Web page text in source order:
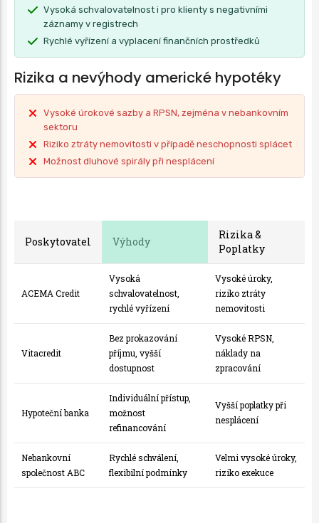
Vysoká schvalovatelnost i pro klienty s negativními
záznamy v registrech
Rychlé vyřízení a vyplacení finančních prostředků
Rizika a nevýhody americké hypotéky
Vysoké úrokové sazby a RPSN, zejména v nebankovním
sektoru
Riziko ztráty nemovitosti v případě neschopnosti splácet
Možnost dluhové spirály při nesplácení
Poskytovatel Výhody
Rizika &
Poplatky
ACEMA Credit
Vysoká
schvalovatelnost,
rychlé vyřízení
Vysoké úroky,
riziko ztráty
nemovitosti
Vitacredit
Bez prokazování
příjmu, vyšší
dostupnost
Vysoké RPSN,
náklady na
zpracování
Hypoteční banka
Individuální přístup,
možnost
refinancování
Vyšší poplatky při
nesplácení
Nebankovní
společnost ABC
Rychlé schválení,
flexibilní podmínky
Velmi vysoké úroky,
riziko exekuce